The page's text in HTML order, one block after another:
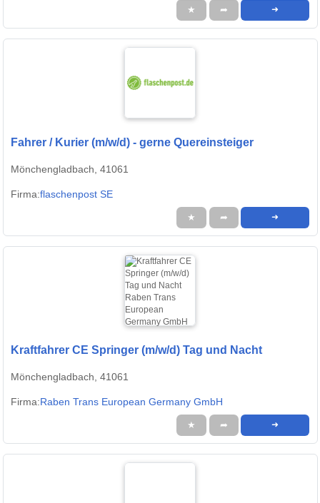
★ ➦ ➜
Fahrer / Kurier (m/w/d) - gerne Quereinsteiger
Mönchengladbach, 41061
Firma:flaschenpost SE
★ ➦ ➜
Kraftfahrer CE Springer (m/w/d) Tag und Nacht
Mönchengladbach, 41061
Firma:Raben Trans European Germany GmbH
★ ➦ ➜